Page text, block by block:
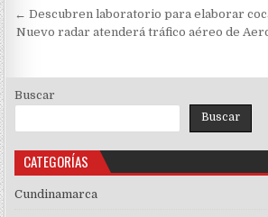
Navegación
de
← Descubren laboratorio para elaborar
Nuevo radar atenderá tráfico aéreo de
Buscar
Buscar
CATEGORÍAS
Cundinamarca